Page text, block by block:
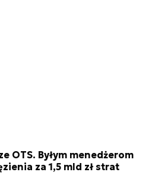
OTS. Byłym menedżerom
za 1,5 mld zł strat